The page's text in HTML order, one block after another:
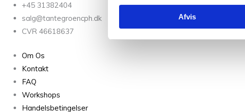
Afvis
+45 31382404
salg@tantegroencph.dk
CVR 46618637
Om Os
Kontakt
FAQ
Workshops
Handelsbetingelser